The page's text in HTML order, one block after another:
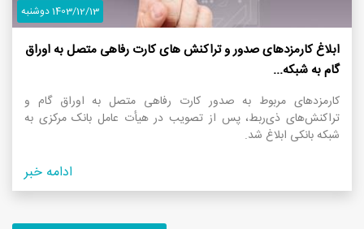
1403/12/13 دوشنبه
ابلاغ کارمزدهای صدور و تراکنش های کارت رفاهی متصل به اوراق
گام به شبکه...
کارمزدهای مربوط به صدور کارت رفاهی متصل به اوراق گام و
تراکنش‌های ذی‌ربط، پس از تصویب در هیأت عامل بانک مرکزی به
شبکه بانکی ابلاغ شد.
ادامه خبر